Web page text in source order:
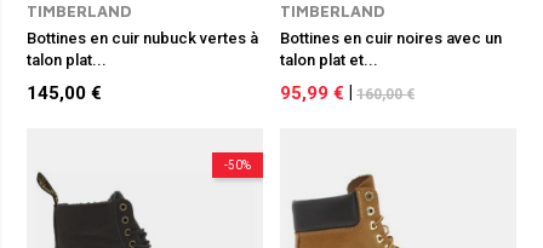
TIMBERLAND
Bottines en cuir nubuck vertes à
talon plat...
145,00 €
TIMBERLAND
Bottines en cuir noires avec un
talon plat et...
95,99 € 160,00 €
-50%